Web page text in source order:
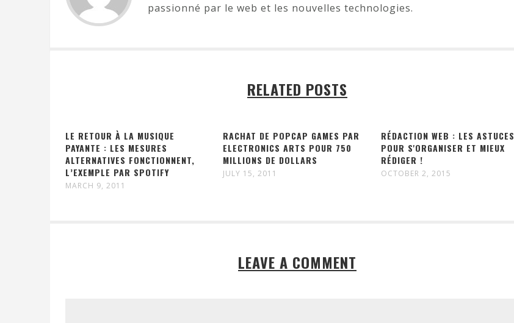
passionné par le web et les nouvelles technologies.
RELATED POSTS
LE RETOUR À LA MUSIQUE
PAYANTE : LES MESURES
ALTERNATIVES FONCTIONNENT,
L’EXEMPLE PAR SPOTIFY
MARCH 9, 2011
RACHAT DE POPCAP GAMES PAR
ELECTRONICS ARTS POUR 750
MILLIONS DE DOLLARS
JULY 15, 2011
RÉDACTION WEB : LES ASTUCES
POUR S'ORGANISER ET MIEUX
RÉDIGER !
OCTOBER 2, 2015
LEAVE A COMMENT